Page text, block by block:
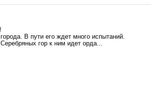
В пути его ждет много испытаний.
гор к ним идет орда...